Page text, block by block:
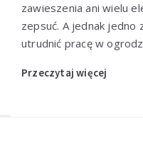
zawieszenia ani wielu
zepsuć. A jednak jedno
utrudnić pracę w
Przeczytaj więcej